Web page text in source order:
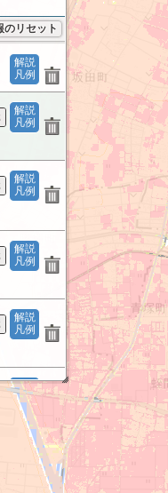
のリセット
解説
凡例
解説
凡例
解説
凡例
解説
凡例
解説
凡例
解説
凡例
解説
凡例